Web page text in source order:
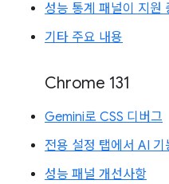
성능 통계 패널이 지원
기타 주요 내용
Chrome 131
Gemini로 CSS 디버그
전용 설정 탭에서 AI 기
성능 패널 개선사항